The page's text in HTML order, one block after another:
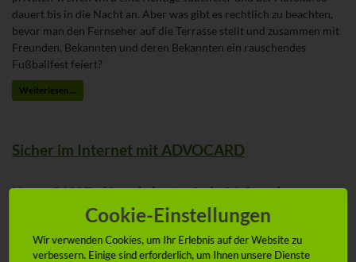
dauert bis in die Nacht an. Aber was gibt es rechtlich zu beachten,
bevor man den Fernseher auf die Terrasse stellt und zusammen mit
Freunden, Bekannten und deren Bekannten ein rauschendes
Fußballfest feiert?
Weiterlesen …
Sicher im Internet mit ADVOCARD
Neuer 360°-Tarif sowie kostenfreie 24-Stunden
Online-Rechtsberatung eingeführt
Absicherung gegen Identitätsmissbrauch komplettiert
umfassenden Schutz rund ums Internet
Cookie-Einstellungen
Wir verwenden Cookies, um Ihr Erlebnis auf der Website zu
verbessern. Einige sind erforderlich, um Ihnen unsere Dienste